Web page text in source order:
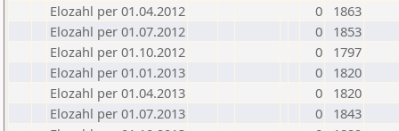
Elozahl per 01.04.2012
0
1863
Elozahl per 01.07.2012
0
1853
Elozahl per 01.10.2012
0
1797
Elozahl per 01.01.2013
0
1820
Elozahl per 01.04.2013
0
1820
Elozahl per 01.07.2013
0
1843